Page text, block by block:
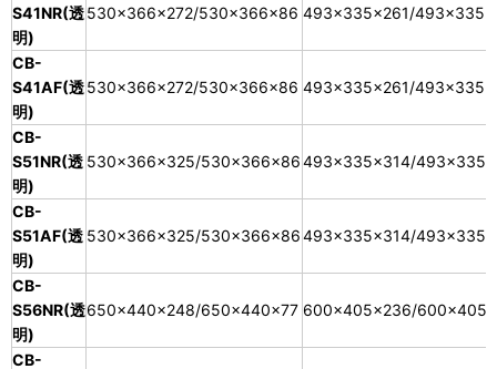
S41NR(透
明)
530×366×272/530×366×86 493×335×261/
CB-
S41AF(透
明)
530×366×272/530×366×86 493×335×261/
CB-
S51NR(透
明)
530×366×325/530×366×86493×335×314/
CB-
S51AF(透
明)
530×366×325/530×366×86493×335×314/
CB-
S56NR(透
明)
650×440×248/650×440×77 600×405×236/
CB-